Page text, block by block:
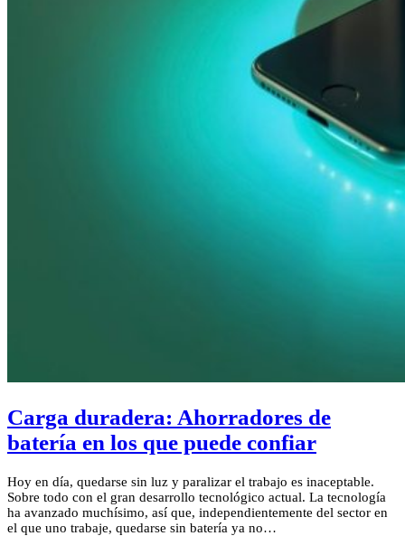
Carga duradera: Ahorradores de
batería en los que puede confiar
Hoy en día, quedarse sin luz y paralizar el trabajo es inaceptable.
Sobre todo con el gran desarrollo tecnológico actual. La tecnología
ha avanzado muchísimo, así que, independientemente del sector en
el que uno trabaje, quedarse sin batería ya no…